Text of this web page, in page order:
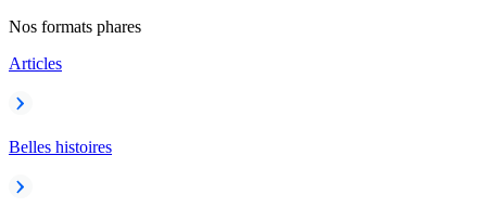
Nos formats phares
Articles
Belles histoires